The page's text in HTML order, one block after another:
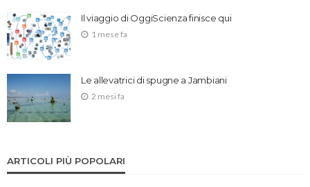
Il viaggio di OggiScienza finisce qui
1 mese fa
Le allevatrici di spugne a Jambiani
2 mesi fa
ARTICOLI PIÙ POPOLARI